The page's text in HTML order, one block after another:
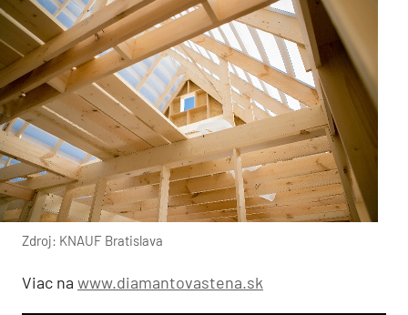
Zdroj: KNAUF Bratislava
Viac na www.diamantovastena.sk